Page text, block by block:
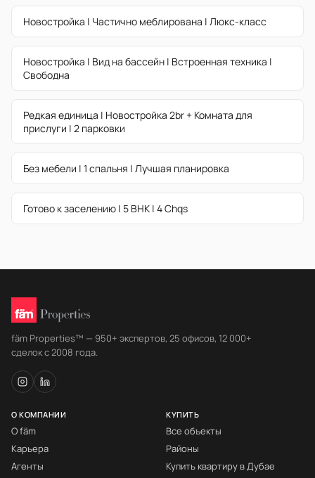
Новостройка | Частично меблирована | Люкс-класс
Новостройка | Вид на бассейн | Встроенная техника |
Свободна
Редкая единица | Новостройка 2br + Комната для
прислуги | 2 парковки
Без мебели | 1 спальня | Лучшая планировка
Готово к заселению | 5 BHK | 4 Chqs
fäm Properties™ — 950+ экспертов, 25 офисов, 12 000+
сделок с 2008 года.
О КОМПАНИИ
О fäm
Карьера
Агенты
КУПИТЬ
Все объекты
Районы
Купить квартиру в Дубае